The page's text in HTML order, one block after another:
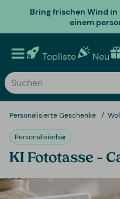
Bring frischen Wind
einem
Topliste Neu
Personalisierte Geschenke
Personalisierbar
KI Fototasse –